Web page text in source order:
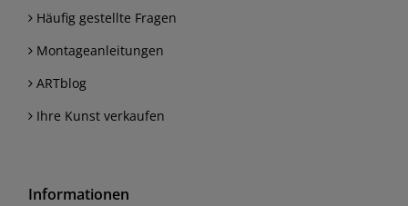
Häufig gestellte Fragen
Montageanleitungen
ARTblog
Ihre Kunst verkaufen
Informationen